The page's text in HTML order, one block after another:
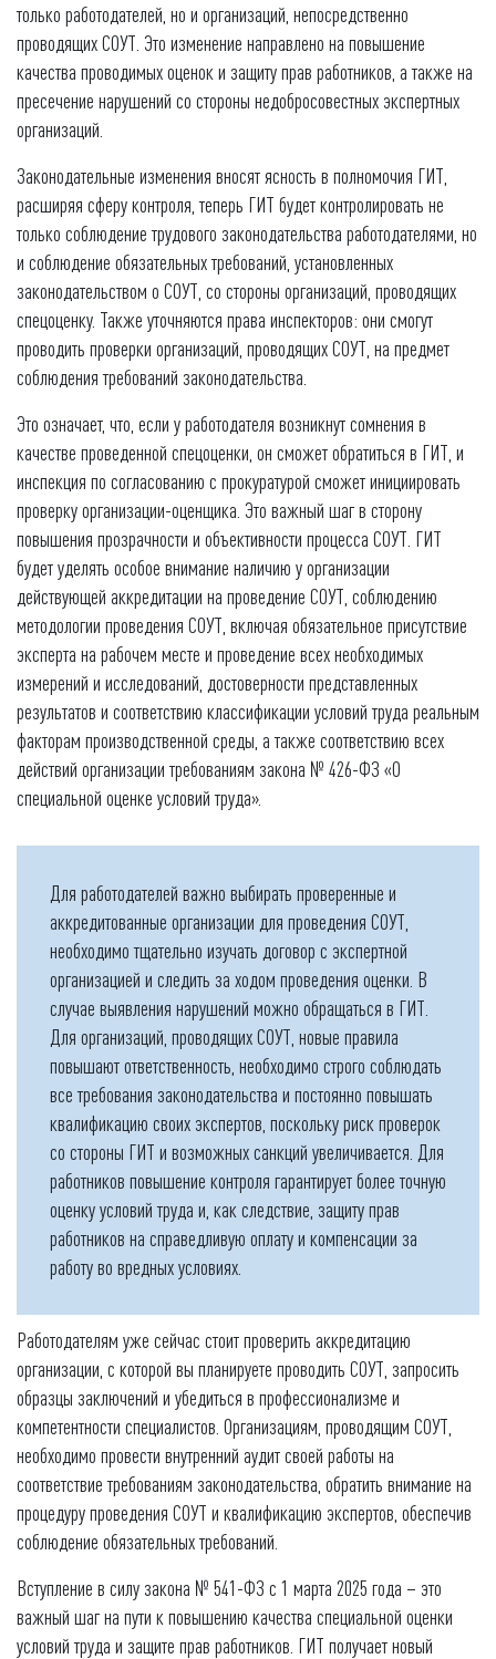
только работодателей, но и организаций, непосредственно
проводящих СОУТ. Это изменение направлено на повышение
качества проводимых оценок и защиту прав работников, а также на
пресечение нарушений со стороны недобросовестных экспертных
организаций.
Законодательные изменения вносят ясность в полномочия ГИТ,
расширяя сферу контроля, теперь ГИТ будет контролировать не
только соблюдение трудового законодательства работодателями, но
и соблюдение обязательных требований, установленных
законодательством о СОУТ, со стороны организаций, проводящих
спецоценку. Также уточняются права инспекторов: они смогут
проводить проверки организаций, проводящих СОУТ, на предмет
соблюдения требований законодательства.
Это означает, что, если у работодателя возникнут сомнения в
качестве проведенной спецоценки, он сможет обратиться в ГИТ, и
инспекция по согласованию с прокуратурой сможет инициировать
проверку организации-оценщика. Это важный шаг в сторону
повышения прозрачности и объективности процесса СОУТ. ГИТ
будет уделять особое внимание наличию у организации
действующей аккредитации на проведение СОУТ, соблюдению
методологии проведения СОУТ, включая обязательное присутствие
эксперта на рабочем месте и проведение всех необходимых
измерений и исследований, достоверности представленных
результатов и соответствию классификации условий труда реальным
факторам производственной среды, а также соответствию всех
действий организации требованиям закона № 426-ФЗ «О
специальной оценке условий труда».
Для работодателей важно выбирать проверенные и
аккредитованные организации для проведения СОУТ,
необходимо тщательно изучать договор с экспертной
организацией и следить за ходом проведения оценки. В
случае выявления нарушений можно обращаться в ГИТ.
Для организаций, проводящих СОУТ, новые правила
повышают ответственность, необходимо строго соблюдать
все требования законодательства и постоянно повышать
квалификацию своих экспертов, поскольку риск проверок
со стороны ГИТ и возможных санкций увеличивается. Для
работников повышение контроля гарантирует более точную
оценку условий труда и, как следствие, защиту прав
работников на справедливую оплату и компенсации за
работу во вредных условиях.
Работодателям уже сейчас стоит проверить аккредитацию
организации, с которой вы планируете проводить СОУТ, запросить
образцы заключений и убедиться в профессионализме и
компетентности специалистов. Организациям, проводящим СОУТ,
необходимо провести внутренний аудит своей работы на
соответствие требованиям законодательства, обратить внимание на
процедуру проведения СОУТ и квалификацию экспертов, обеспечив
соблюдение обязательных требований.
Вступление в силу закона № 541-ФЗ с 1 марта 2025 года – это
важный шаг на пути к повышению качества специальной оценки
условий труда и защите прав работников. ГИТ получает новый